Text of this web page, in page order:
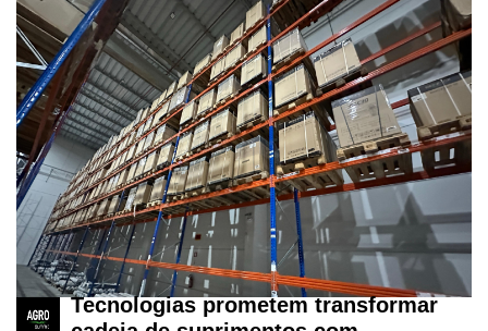
Artigos
Agenda
Agricultura
de
Precisão
Automação
e
Robótica
Conectividade
Dados
Tecnologias prometem transformar